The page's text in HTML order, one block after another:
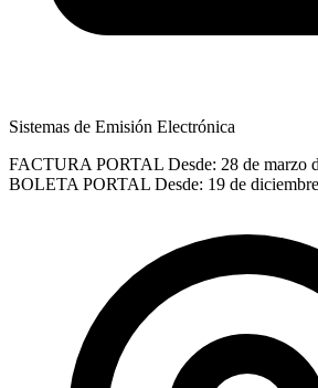
Sistemas de Emisión Electrónica
FACTURA PORTAL Desde: 28 de marzo
BOLETA PORTAL Desde: 19 de